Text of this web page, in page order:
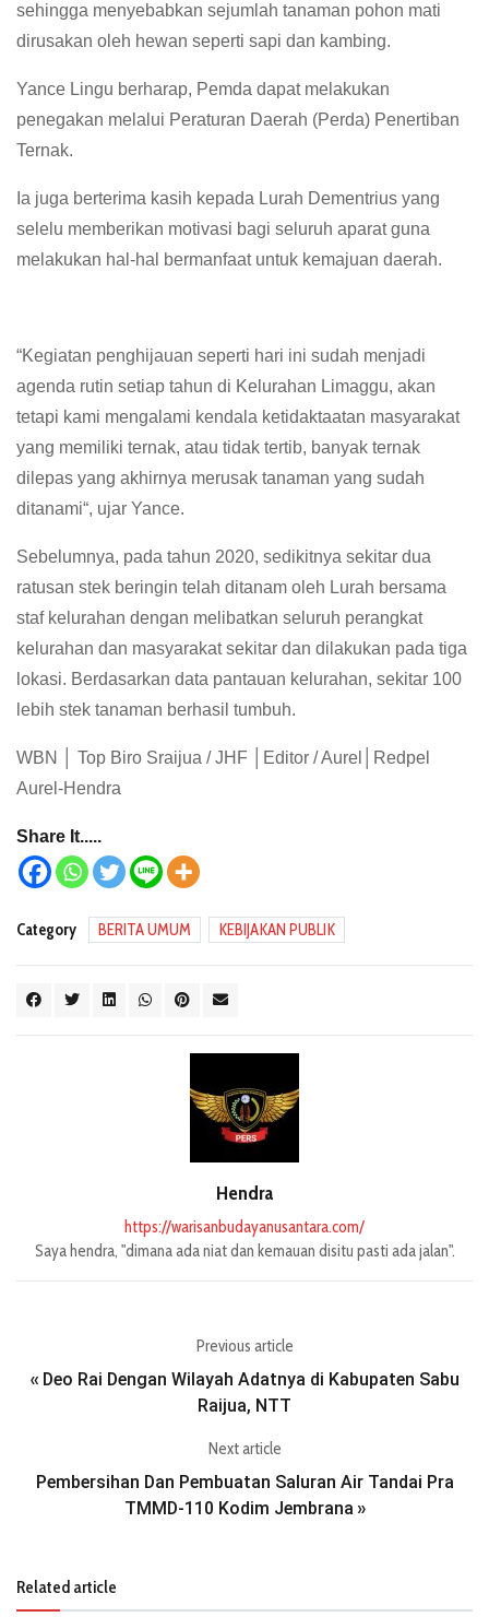
sehingga menyebabkan sejumlah tanaman pohon mati
dirusakan oleh hewan seperti sapi dan kambing.
Yance Lingu berharap, Pemda dapat melakukan
penegakan melalui Peraturan Daerah (Perda) Penertiban
Ternak.
Ia juga berterima kasih kepada Lurah Dementrius yang
selelu memberikan motivasi bagi seluruh aparat guna
melakukan hal-hal bermanfaat untuk kemajuan daerah.
“Kegiatan penghijauan seperti hari ini sudah menjadi
agenda rutin setiap tahun di Kelurahan Limaggu, akan
tetapi kami mengalami kendala ketidaktaatan masyarakat
yang memiliki ternak, atau tidak tertib, banyak ternak
dilepas yang akhirnya merusak tanaman yang sudah
ditanami“, ujar Yance.
Sebelumnya, pada tahun 2020, sedikitnya sekitar dua
ratusan stek beringin telah ditanam oleh Lurah bersama
staf kelurahan dengan melibatkan seluruh perangkat
kelurahan dan masyarakat sekitar dan dilakukan pada tiga
lokasi. Berdasarkan data pantauan kelurahan, sekitar 100
lebih stek tanaman berhasil tumbuh.
WBN │ Top Biro Sraijua / JHF │Editor / Aurel│Redpel
Aurel-Hendra
Share It.....
Category BERITA UMUM KEBIJAKAN PUBLIK
Hendra
https://warisanbudayanusantara.com/
Saya hendra, "dimana ada niat dan kemauan disitu pasti ada jalan".
Previous article
« Deo Rai Dengan Wilayah Adatnya di Kabupaten Sabu
Raijua, NTT
Next article
Pembersihan Dan Pembuatan Saluran Air Tandai Pra
TMMD-110 Kodim Jembrana »
Related article